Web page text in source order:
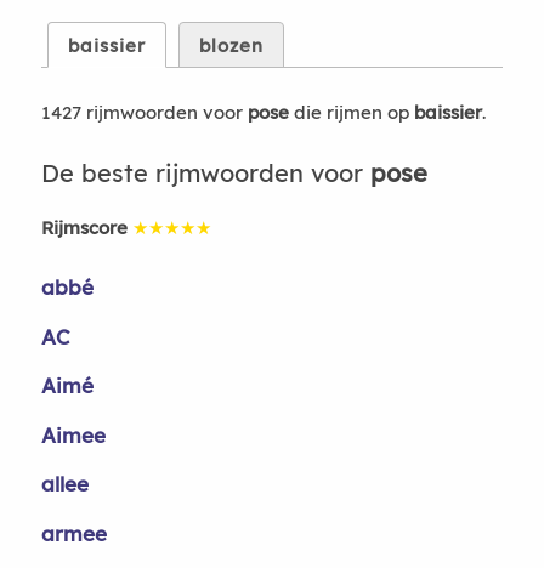
baissier blozen
1427 rijmwoorden voor posedie rijmen op baissier.
De beste rijmwoorden voor pose
Rijmscore ★★★★★
abbé
AC
Aimé
Aimee
allee
armee